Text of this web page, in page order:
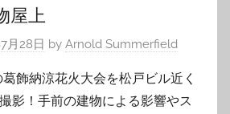
屋上
月28日 by Arnold Summerfield
飾納涼花火大会を松戸ビル近く
影！手前の建物による影響やス